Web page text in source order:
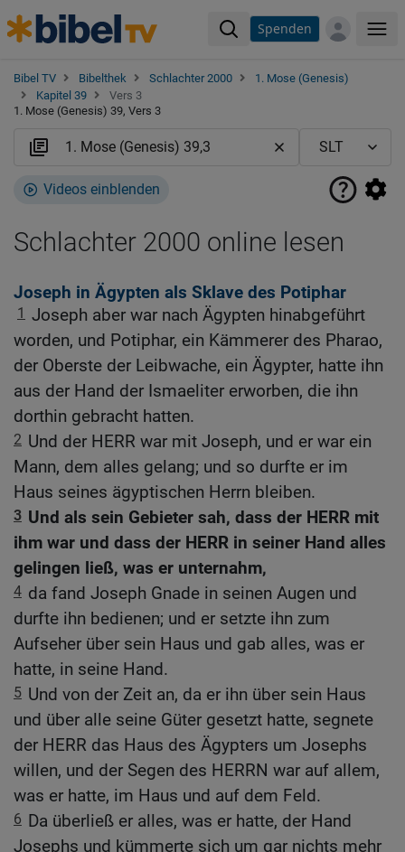
Spenden
Bibel TV Bibelthek Schlachter 2000
1. Mose (Genesis)
Kapitel 39
Vers 3
1. Mose (Genesis) 39, Vers 3
Videos einblenden
Schlachter 2000 online lesen
Joseph in Ägypten als Sklave des Potiphar
1 Joseph aber war nach Ägypten hinabgeführt
worden, und Potiphar, ein Kämmerer des Pharao,
der Oberste der Leibwache, ein Ägypter, hatte ihn
aus der Hand der Ismaeliter erworben, die ihn
dorthin gebracht hatten.
2 Und der HERR war mit Joseph, und er war ein
Mann, dem alles gelang; und so durfte er im
Haus seines ägyptischen Herrn bleiben.
3 Und als sein Gebieter sah, dass der HERR mit
ihm war und dass der HERR in seiner Hand alles
gelingen ließ, was er unternahm,
4 da fand Joseph Gnade in seinen Augen und
durfte ihn bedienen; und er setzte ihn zum
Aufseher über sein Haus und gab alles, was er
hatte, in seine Hand.
5 Und von der Zeit an, da er ihn über sein Haus
und über alle seine Güter gesetzt hatte, segnete
der HERR das Haus des Ägypters um Josephs
willen, und der Segen des HERRN war auf allem,
was er hatte, im Haus und auf dem Feld.
6 Da überließ er alles, was er hatte, der Hand
Josephs und kümmerte sich um gar nichts mehr